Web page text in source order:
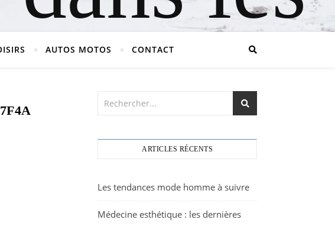
AUTOS MOTOS CONTACT
ARTICLES RÉCENTS
Les tendances mode homme à suivre
Médecine esthétique : les dernières